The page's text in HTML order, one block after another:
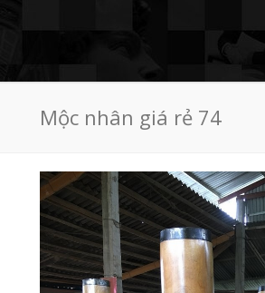
Mộc nhân giá rẻ 74